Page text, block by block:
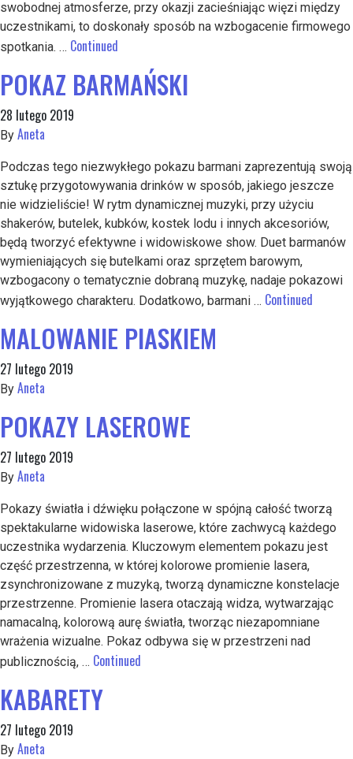
swobodnej atmosferze, przy okazji zacieśniając więzi między
uczestnikami, to doskonały sposób na wzbogacenie firmowego
spotkania. … Continued
POKAZ BARMAŃSKI
28 lutego 2019
By Aneta
Podczas tego niezwykłego pokazu barmani zaprezentują swoją
sztukę przygotowywania drinków w sposób, jakiego jeszcze
nie widzieliście! W rytm dynamicznej muzyki, przy użyciu
shakerów, butelek, kubków, kostek lodu i innych akcesoriów,
będą tworzyć efektywne i widowiskowe show. Duet barmanów
wymieniających się butelkami oraz sprzętem barowym,
wzbogacony o tematycznie dobraną muzykę, nadaje pokazowi
wyjątkowego charakteru. Dodatkowo, barmani … Continued
MALOWANIE PIASKIEM
27 lutego 2019
By Aneta
POKAZY LASEROWE
27 lutego 2019
By Aneta
Pokazy światła i dźwięku połączone w spójną całość tworzą
spektakularne widowiska laserowe, które zachwycą każdego
uczestnika wydarzenia. Kluczowym elementem pokazu jest
część przestrzenna, w której kolorowe promienie lasera,
zsynchronizowane z muzyką, tworzą dynamiczne konstelacje
przestrzenne. Promienie lasera otaczają widza, wytwarzając
namacalną, kolorową aurę światła, tworząc niezapomniane
wrażenia wizualne. Pokaz odbywa się w przestrzeni nad
publicznością, … Continued
KABARETY
27 lutego 2019
By Aneta